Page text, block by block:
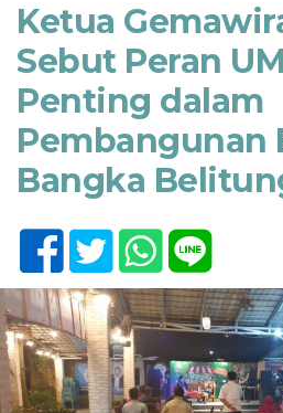
Ketua
Sebut Peran
Penting dalam
Pembangunan
Bangka